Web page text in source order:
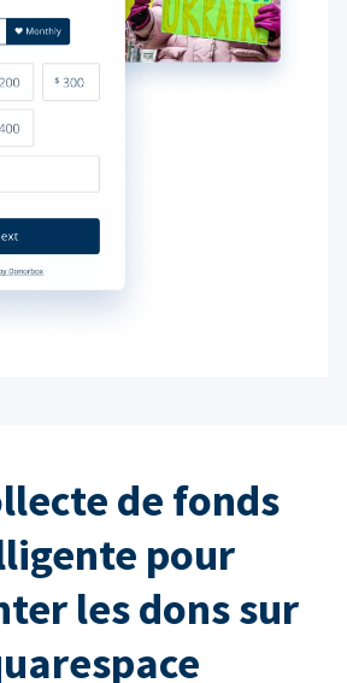
de fonds
pour
les dons sur